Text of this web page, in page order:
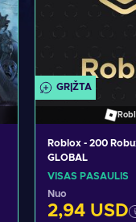
GRĮŽTA
Roblox - 200
GLOBAL
VISAS PASAULIS
Nuo
2,94 USD